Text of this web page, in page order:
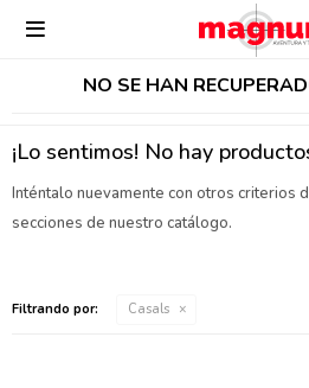

NO SE HAN
¡Lo sentimos! No hay
Inténtalo nuevamente con otros criterios
secciones de nuestro catálogo.
Filtrando por: Casals